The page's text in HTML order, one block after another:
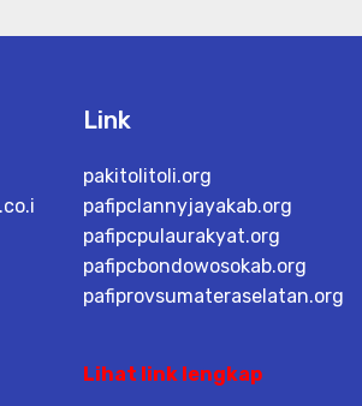
Link
pakitolitoli.org
pafipclannyjayakab.org
pafipcpulaurakyat.org
pafipcbondowosokab.org
pafiprovsumateraselatan.org
Lihat link lengkap